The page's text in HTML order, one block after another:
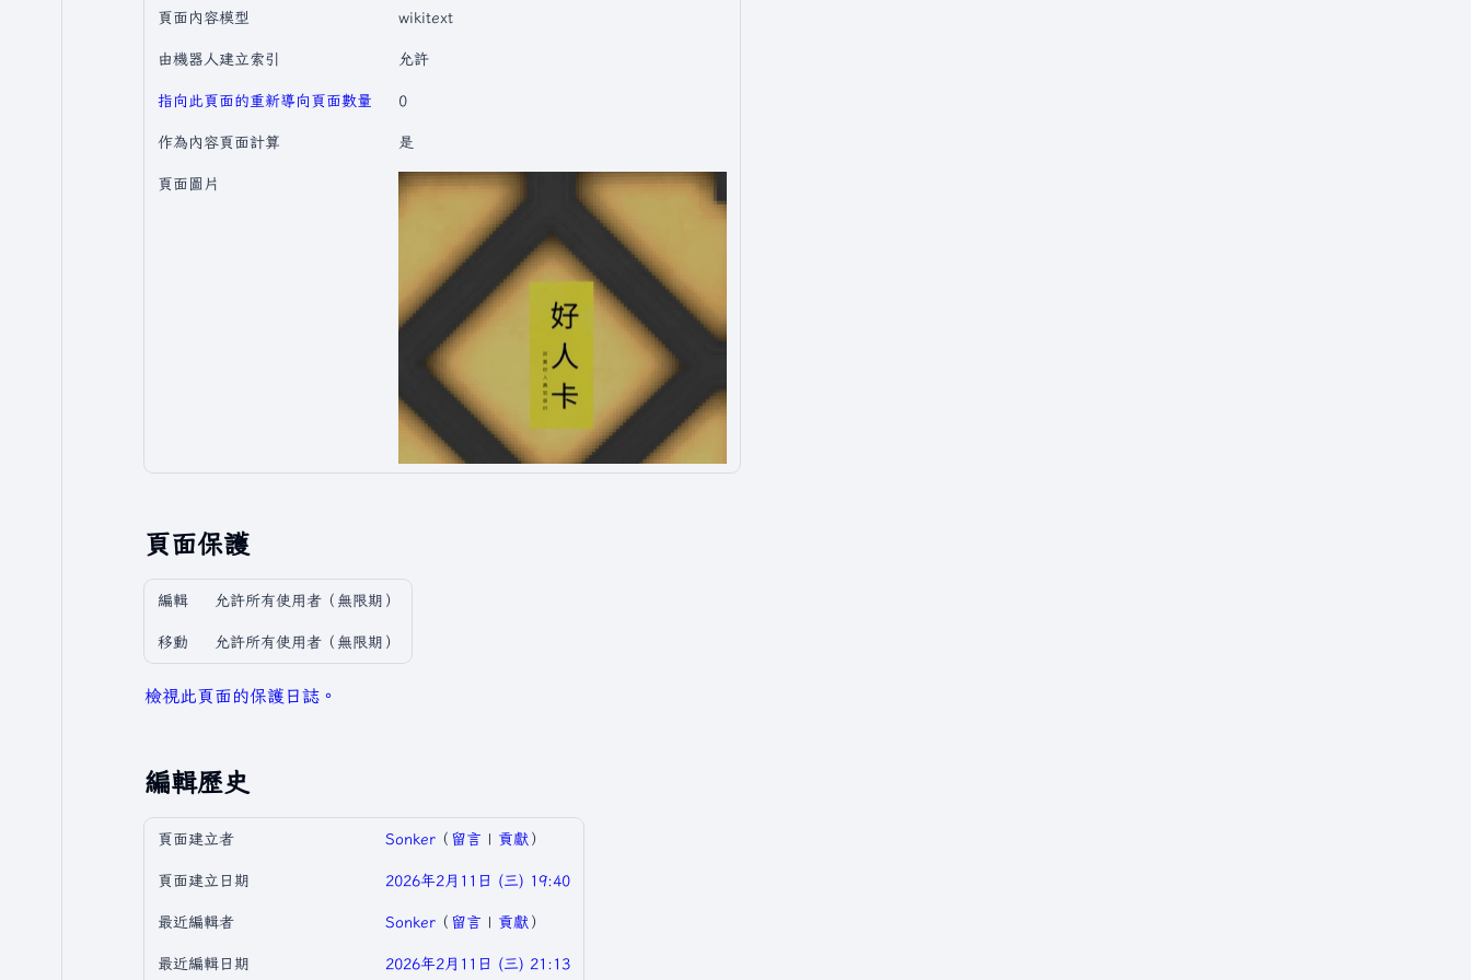
頁面內容模型 wikitext
由機器人建立索引 允許
指向此頁面的重新導向頁面數量 0
作為內容頁面計算 是
頁面圖片
頁面保護
編輯 允許所有使用者​（無限期）
移動 允許所有使用者​（無限期）
檢視此頁面的保護日誌。
編輯歷史
頁面建立者 Sonker （ 留言 | 貢獻 ）
頁面建立日期 2026年2月11日 (三) 19:40
最近編輯者 Sonker （ 留言 | 貢獻 ）
最近編輯日期 2026年2月11日 (三) 21:13